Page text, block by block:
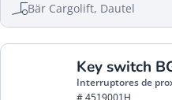
Bär Cargolift, Dautel
Key switch
Interruptores de
# 4519001H